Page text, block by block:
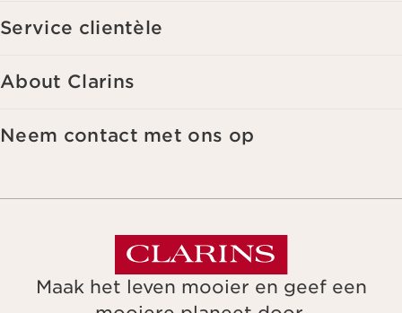
Service clientèle
About Clarins
Neem contact met ons op
Maak het leven mooier en geef een